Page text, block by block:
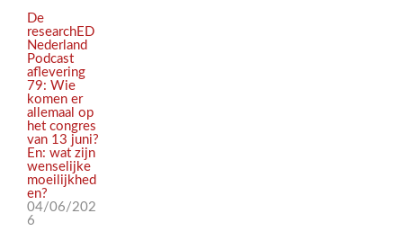
De
researchED
Nederland
Podcast
aflevering
79: Wie
komen er
allemaal op
het congres
van 13 juni?
En: wat zijn
wenselijke
moeilijkhed
en?
04/06/202
6